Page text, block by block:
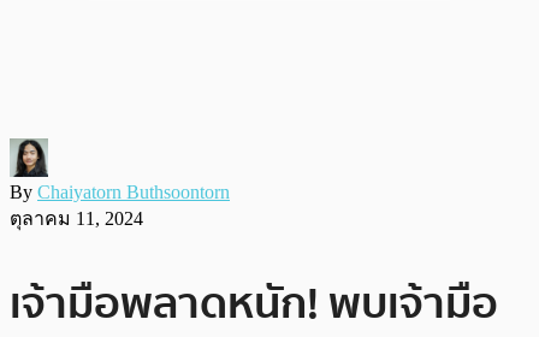
By Chaiyatorn Buthsoontorn
ตุลาคม 11, 2024
เจ้ามือพลาดหนัก! พบเจ้ามือ